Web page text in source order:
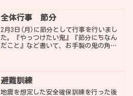
全体行事 節分
2月3日(月)に節分として行事を行いまし
た。『やっつけたい鬼』『節分にちなん
だこと』など書いて、お手製の鬼の角を
う行事といわれている...
避難訓練
地震を想定した安全確保訓練を行った後